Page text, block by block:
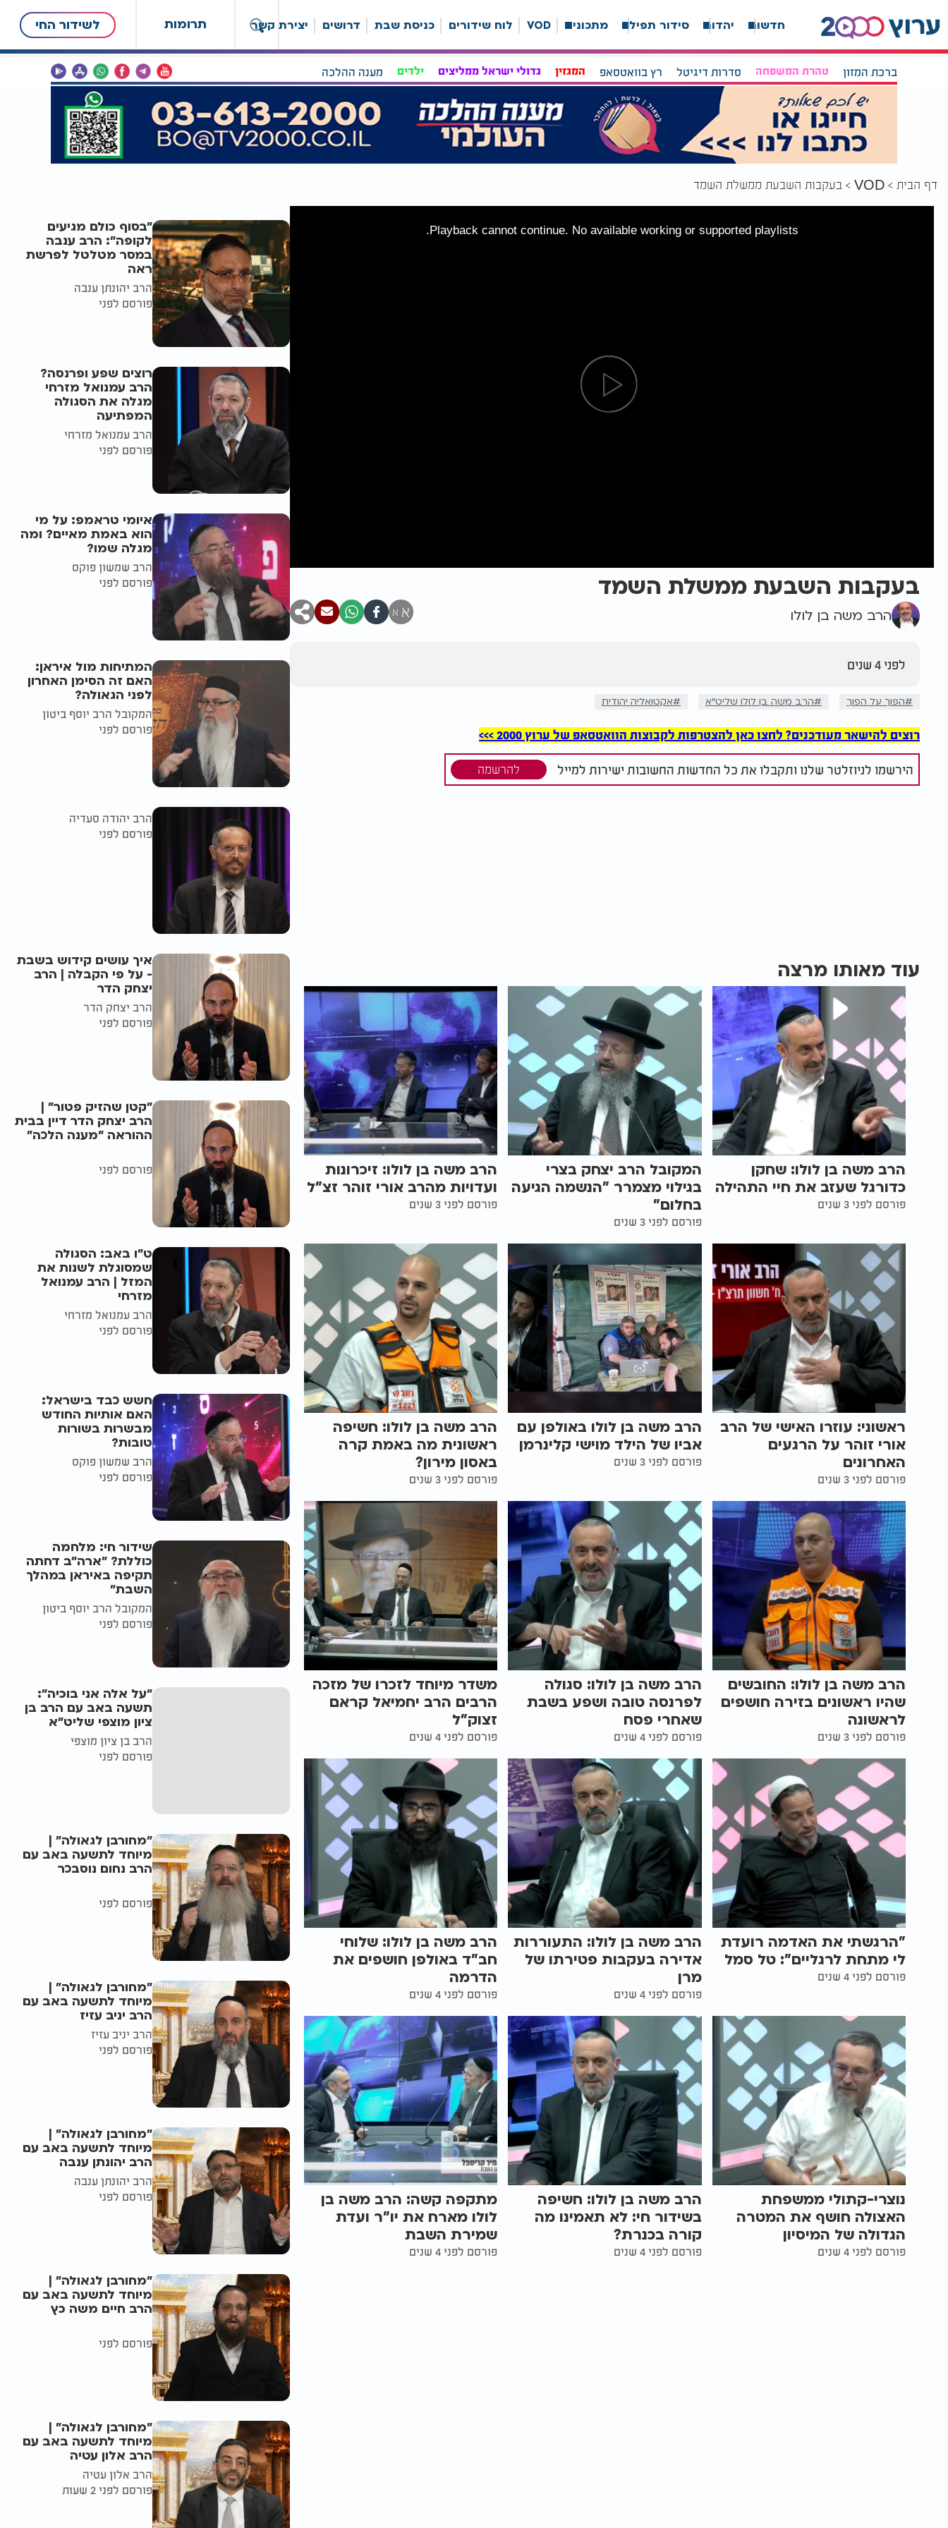
תרומות לשידור החי חדשות יהדות סידור תפילה מתכונים VOD לוח שידורים כניסת שבת דרושים יצירת קשר
ברכת המזון טהרת המשפחה סדרות דיגיטל רץ בוואטסאפ המגזין גדולי ישראל ממליצים ילדים מענה ההלכה
דף הבית VOD בעקבות השבעת ממשלת השמד
Playback cannot continue. No available working or supported playlists.
בעקבות השבעת ממשלת השמד
הרב משה בן לולו א א
לפני 4 שנים
הפוך על הפוך הרב משה בן לולו שליט"א אקטואליה יהודית
רוצים להישאר מעודכנים? לחצו כאן להצטרפות לקבוצות הוואטסאפ של ערוץ 2000 >>>
הירשמו לניוזלטר שלנו ותקבלו את כל החדשות החשובות ישירות למייל להרשמה
עוד מאותו מרצה
הרב משה בן לולו: שחקן
כדורגל שעזב את חיי התהילה
פורסם לפני 3 שנים
המקובל הרב יצחק בצרי
בגילוי מצמרר "הנשמה הגיעה
בחלום"
פורסם לפני 3 שנים
הרב משה בן לולו: זיכרונות
ועדויות מהרב אורי זוהר זצ"ל
פורסם לפני 3 שנים
ראשוני: עוזרו האישי של הרב
אורי זוהר על הרגעים
האחרונים
פורסם לפני 3 שנים
הרב משה בן לולו באולפן עם
אביו של הילד מוישי קלינרמן
פורסם לפני 3 שנים
הרב משה בן לולו: חשיפה
ראשונית מה באמת קרה
באסון מירון?
פורסם לפני 3 שנים
הרב משה בן לולו: החובשים
שהיו ראשונים בזירה חושפים
לראשונה
פורסם לפני 3 שנים
הרב משה בן לולו: סגולה
לפרנסה טובה ושפע בשבת
שאחרי פסח
פורסם לפני 4 שנים
משדר מיוחד לזכרו של מזכה
הרבים הרב יחמיאל קראם
זצוק"ל
פורסם לפני 4 שנים
"הרגשתי את האדמה רועדת
לי מתחת לרגליים": טל סמל
פורסם לפני 4 שנים
הרב משה בן לולו: התעוררות
אדירה בעקבות פטירתו של
מרן
פורסם לפני 4 שנים
הרב משה בן לולו: שלוחי
חב"ד באולפן חושפים את
הדרמה
פורסם לפני 4 שנים
נוצרי-קתולי ממשפחת
האצולה חושף את המטרה
הגדולה של המיסיון
פורסם לפני 4 שנים
הרב משה בן לולו: חשיפה
בשידור חי: לא תאמינו מה
קורה בכנרת?
פורסם לפני 4 שנים
מתקפה קשה: הרב משה בן
לולו מארח את יו"ר ועדת
שמירת השבת
פורסם לפני 4 שנים
"בסוף כולם מגיעים
לקופה": הרב ענבה
במסר מטלטל לפרשת
ראה
הרב יהונתן ענבה
פורסם לפני
רוצים שפע ופרנסה?
הרב עמנואל מזרחי
מגלה את הסגולה
המפתיעה
הרב עמנואל מזרחי
פורסם לפני
איומי טראמפ: על מי
הוא באמת מאיים? ומה
מגלה שמו?
הרב שמשון פוקס
פורסם לפני
המתיחות מול איראן:
האם זה הסימן האחרון
לפני הגאולה?
המקובל הרב יוסף ביטון
פורסם לפני
הרב יהודה סעדיה
פורסם לפני
איך עושים קידוש בשבת
- על פי הקבלה | הרב
יצחק הדר
הרב יצחק הדר
פורסם לפני
"קטן שהזיק פטור" |
הרב יצחק הדר דיין בבית
ההוראה "מענה הלכה"
פורסם לפני
ט"ו באב: הסגולה
שמסוגלת לשנות את
המזל | הרב עמנואל
מזרחי
הרב עמנואל מזרחי
פורסם לפני
חשש כבד בישראל:
האם אותיות החודש
מבשרות בשורות
טובות?
הרב שמשון פוקס
פורסם לפני
שידור חי: מלחמה
כוללת? ״ארה"ב דחתה
תקיפה באיראן במהלך
השבת״
המקובל הרב יוסף ביטון
פורסם לפני
"על אלה אני בוכיה":
תשעה באב עם הרב בן
ציון מוצפי שליט"א
הרב בן ציון מוצפי
פורסם לפני
"מחורבן לגאולה" |
מיוחד לתשעה באב עם
הרב נחום נוסבכר
פורסם לפני
"מחורבן לגאולה" |
מיוחד לתשעה באב עם
הרב יניב עזיז
הרב יניב עזיז
פורסם לפני
"מחורבן לגאולה" |
מיוחד לתשעה באב עם
הרב יהונתן ענבה
הרב יהונתן ענבה
פורסם לפני
"מחורבן לגאולה" |
מיוחד לתשעה באב עם
הרב חיים משה כץ
פורסם לפני
"מחורבן לגאולה" |
מיוחד לתשעה באב עם
הרב אלון עטיה
הרב אלון עטיה
פורסם לפני 2 שעות